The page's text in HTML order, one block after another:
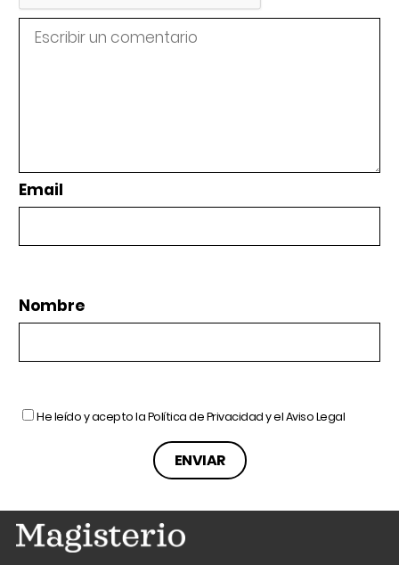
Email
Nombre
He leído y acepto laPolítica de Privacidady elAviso Legal